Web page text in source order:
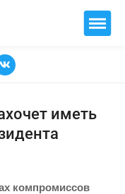
иметь
компромиссов